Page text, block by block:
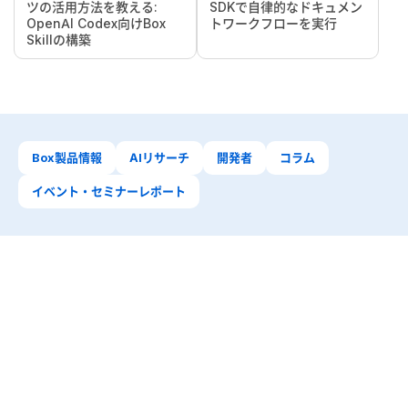
ツの活用方法を教える:
OpenAI Codex向けBox
Skillの構築
SDKで自律的なドキュメン
トワークフローを実行
Box製品情報 AIリサーチ 開発者 コラム
イベント・セミナーレポート